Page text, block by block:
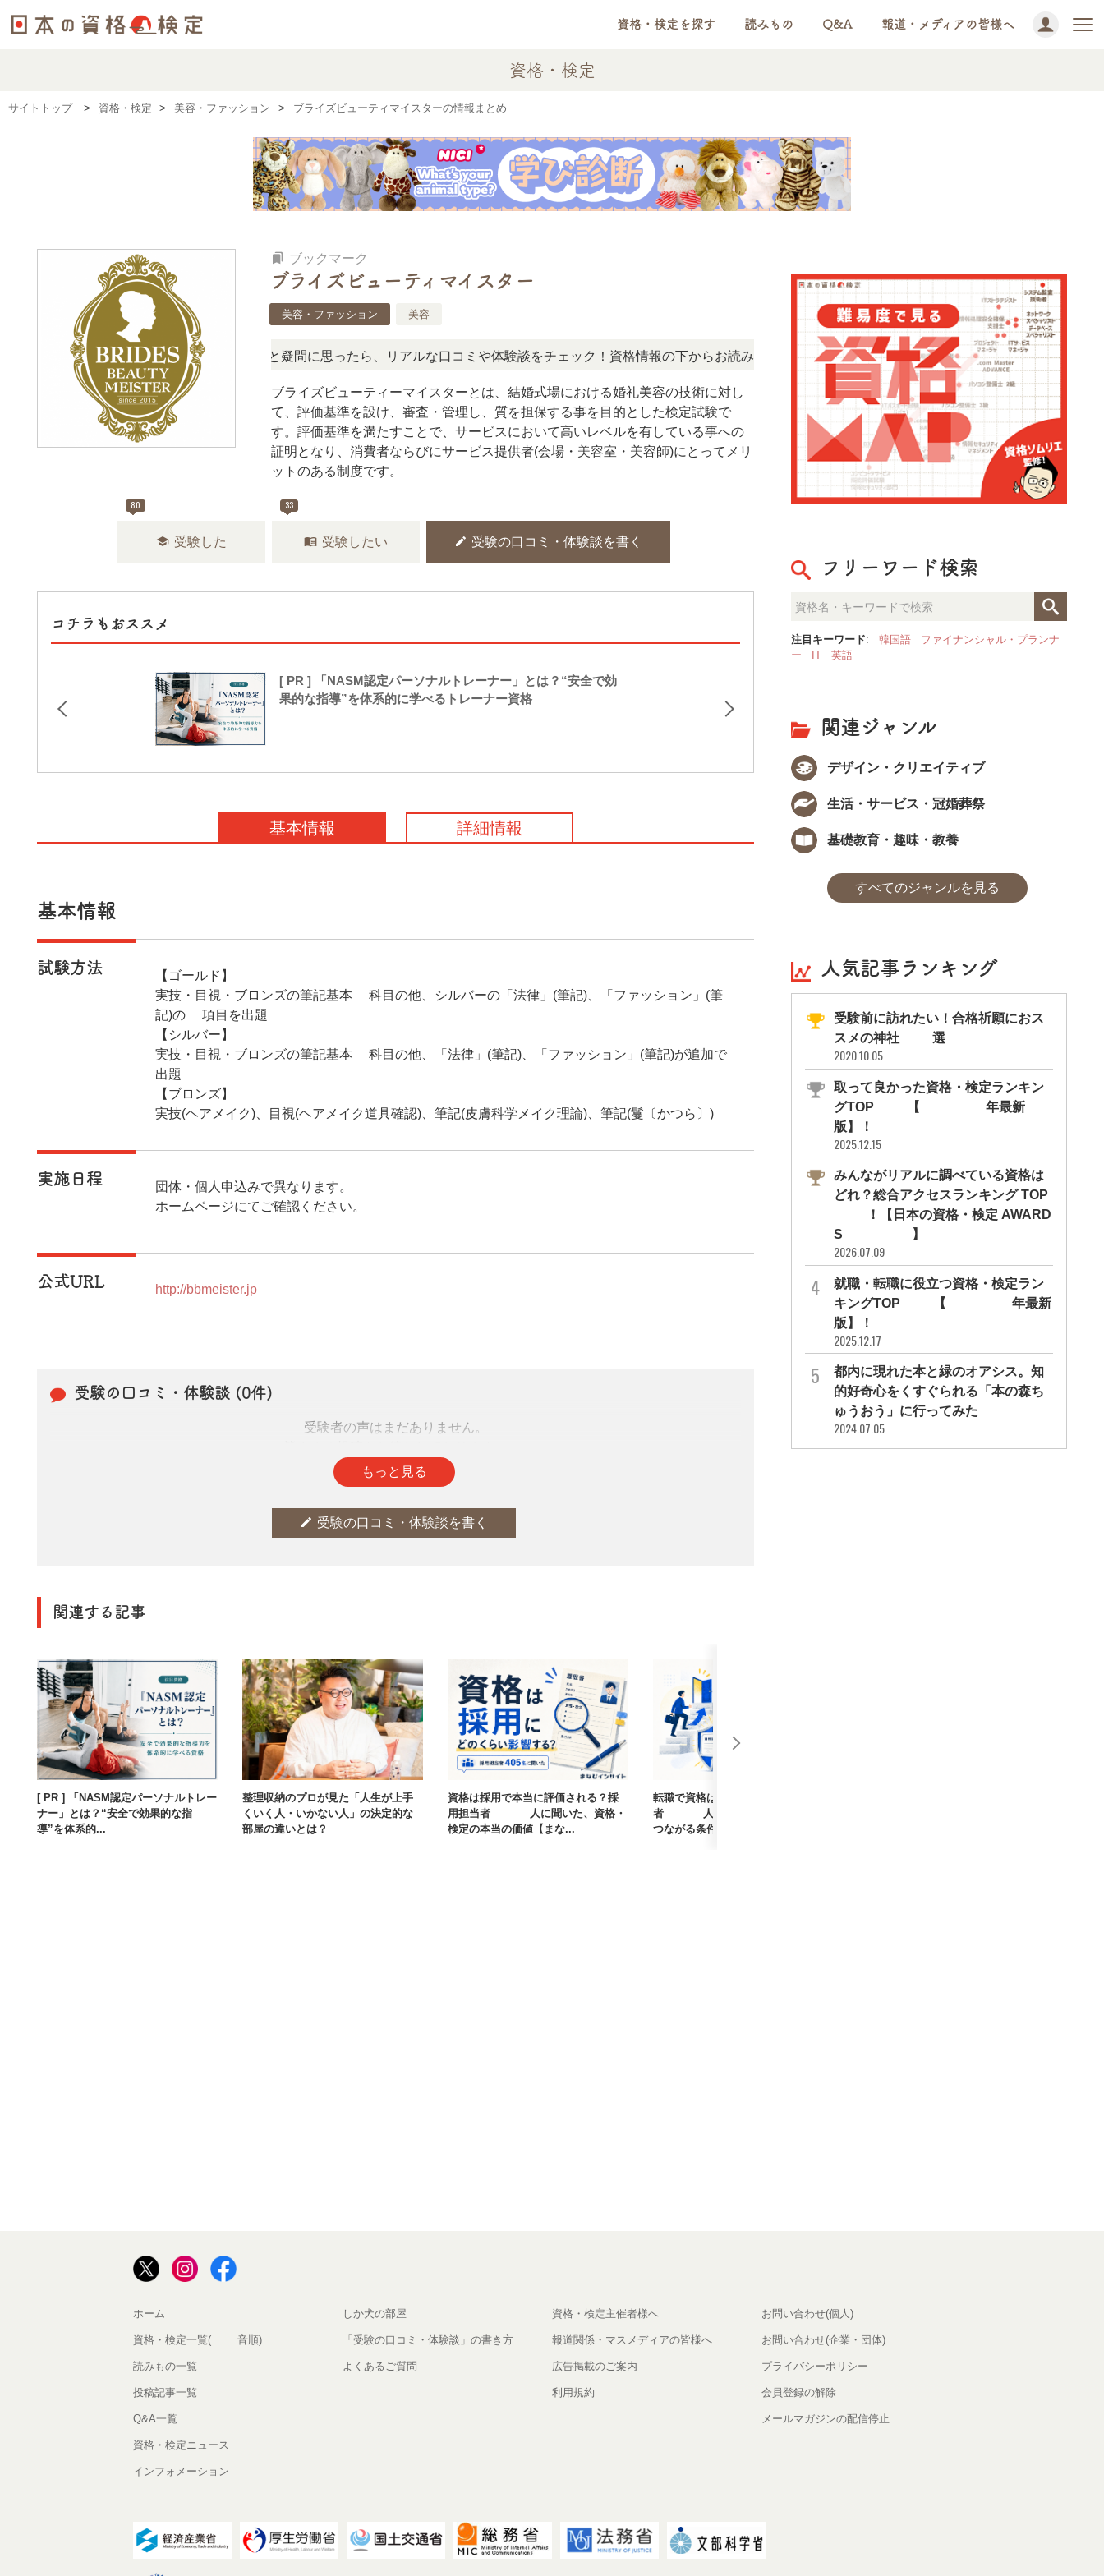
資格・検定を探す 読みもの Q&A 報道・メディアの皆様へ
資格・検定
サイトトップ 資格・検定 美容・ファッション ブライズビューティマイスターの情報まとめ
bookmarks ブックマーク
ブライズビューティマイスター
美容・ファッション 美容
の検定、難しい？」「どんな試験？」と疑問に思ったら、リアルな口コミや体験談をチェック！資格情報の下からお読みいただけます。 NEWS! 「この検定、難しい？」「どんな試験
ブライズビューティーマイスターとは、結婚式場における婚礼美容の技術に対し
て、評価基準を設け、審査・管理し、質を担保する事を目的とした検定試験で
す。評価基準を満たすことで、サービスにおいて高いレベルを有している事への
証明となり、消費者ならびにサービス提供者(会場・美容室・美容師)にとってメリ
ットのある制度です。
80
school 受験した
33
menu_book 受験したい edit 受験の口コミ・体験談を書く
コチラもおススメ
[ PR ] 「NASM認定パーソナルトレーナー」とは？“安全で効
果的な指導”を体系的に学べるトレーナー資格
基本情報 詳細情報
基本情報
試験方法
【ゴールド】
実技・目視・ブロンズの筆記基本4科目の他、シルバーの「法律」(筆記)、「ファッション」(筆
記)の8項目を出題
【シルバー】
実技・目視・ブロンズの筆記基本4科目の他、「法律」(筆記)、「ファッション」(筆記)が追加で
出題
【ブロンズ】
実技(ヘアメイク)、目視(ヘアメイク道具確認)、筆記(皮膚科学メイク理論)、筆記(鬘〔かつら〕)
実施日程
団体・個人申込みで異なります。
ホームページにてご確認ください。
公式URL http://bbmeister.jp
受験の口コミ・体験談 (0件)
受験者の声はまだありません。
もっと見る
edit 受験の口コミ・体験談を書く
関連する記事
[ PR ] 「NASM認定パーソナルトレー
ナー」とは？“安全で効果的な指
導”を体系的...
整理収納のプロが見た「人生が上手
くいく人・いかない人」の決定的な
部屋の違いとは？
資格は採用で本当に評価される？採
用担当者405人に聞いた、資格・
検定の本当の価値【まな...
転職で資格は武器になる？採用担当
者405人に聞いた、資格が評価に
つながる条件【まなびイ...
フリーワード検索
注目キーワード: 韓国語
ファイナンシャル・プランナ
ー
IT 英語
関連ジャンル
デザイン・クリエイティブ
生活・サービス・冠婚葬祭
基礎教育・趣味・教養
すべてのジャンルを見る
人気記事ランキング
受験前に訪れたい！合格祈願におス
スメの神社11選
2020.10.05
取って良かった資格・検定ランキン
グTOP10【2026年最新
版】！
2025.12.15
みんながリアルに調べている資格は
どれ？総合アクセスランキング TOP
10！【日本の資格・検定 AWARD
S 2026】
2026.07.09
就職・転職に役立つ資格・検定ラン
キングTOP30【2026年最新
版】！
2025.12.17
都内に現れた本と緑のオアシス。知
的好奇心をくすぐられる「本の森ち
ゅうおう」に行ってみた
2024.07.05
ホーム
資格・検定一覧(50音順)
読みもの一覧
投稿記事一覧
Q&A一覧
資格・検定ニュース
インフォメーション
しか犬の部屋
「受験の口コミ・体験談」の書き方
よくあるご質問
資格・検定主催者様へ
報道関係・マスメディアの皆様へ
広告掲載のご案内
利用規約
お問い合わせ(個人)
お問い合わせ(企業・団体)
プライバシーポリシー
会員登録の解除
メールマガジンの配信停止